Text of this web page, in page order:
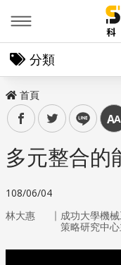
分類
首頁
facebooktwitter line 中
多元整合的
108/06/04
林大惠 ｜ 成功大學機
策略研究中